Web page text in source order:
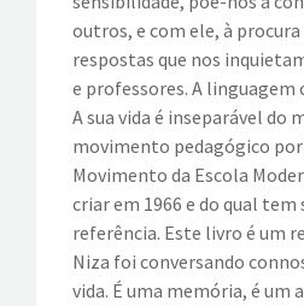
outros, e com ele, à
respostas que nos
e professores. A linguagem
A sua vida é inseparável do
movimento pedagógico
Movimento da Escola
criar em 1966 e do qual
referência. Este livro é um
Niza foi conversando
vida. É uma memória, é um